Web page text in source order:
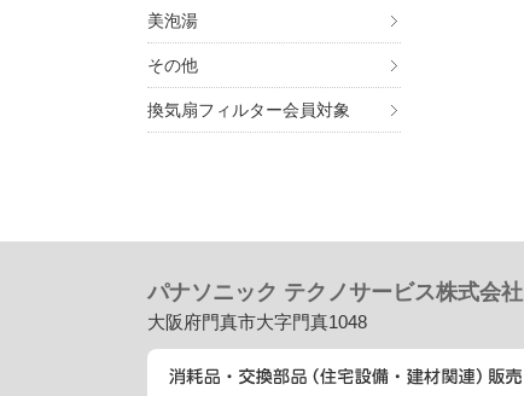
美泡湯
その他
換気扇フィルター会員対象
パナソニック テクノサービス株式会社
大阪府門真市大字門真1048